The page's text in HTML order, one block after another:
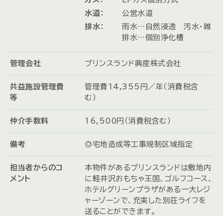
水道：
公営水道
排水：
雨水…自然浸透 汚水・雑
排水…個別浄化槽
管理会社 プリンスランド興産株式会社
共益施設管理費
等
管理費14,355円／年（消費税含
む）
仲介手数料 16,500円（消費税含む）
備考 ◎宅地造成等工事規制区域指定
担当者からのコ
メント
本物件があるプリンスランドは敷地内
に軽井沢おもちゃ王国、ゴルフコース、
ホテルグリーンプラザがある一大レジ
ャーゾーンで、充実した別荘ライフを
送ることができます。